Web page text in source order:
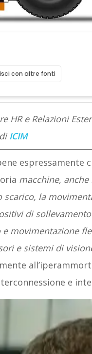
con altre fonti
HR e Relazioni
ICIM
espressamente
macchine,
la
di
movimentazione
e sistemi di
e